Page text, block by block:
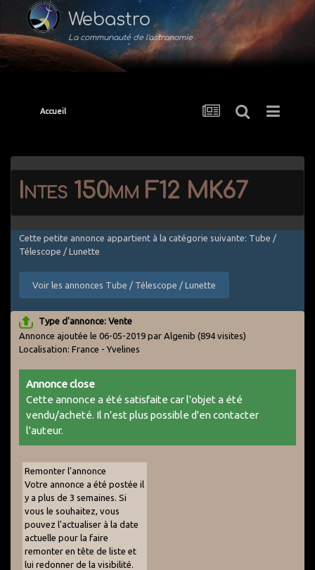
Webastro
La communauté de l'astronomie
Accueil
Intes 150mm F12 MK67
Cette petite annonce appartient à la catégorie suivante: Tube /
Télescope / Lunette
Voir les annonces Tube / Télescope / Lunette
Type d'annonce: Vente
Annonce ajoutée le 06-05-2019 par Algenib (894 visites)
Localisation: France - Yvelines
Annonce close
Cette annonce a été satisfaite car l'objet a été
vendu/acheté. Il n'est plus possible d'en contacter
l'auteur.
Remonter l'annonce
Votre annonce a été postée il
y a plus de 3 semaines. Si
vous le souhaitez, vous
pouvez l'actualiser à la date
actuelle pour la faire
remonter en tête de liste et
lui redonner de la visibilité.